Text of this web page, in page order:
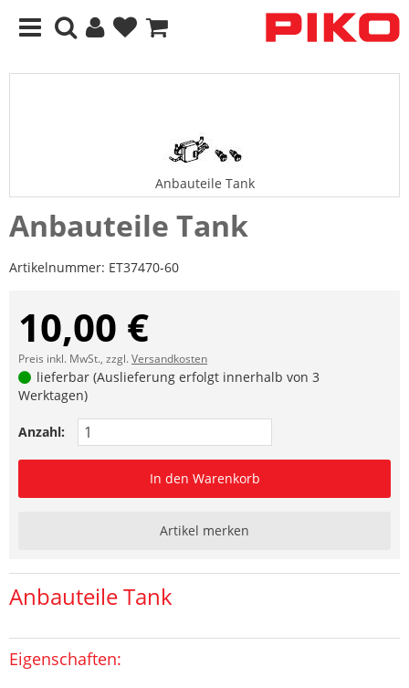
Anbauteile Tank
Anbauteile Tank
Artikelnummer: ET37470-60
10,00 €
Preis inkl. MwSt., zzgl.Versandkosten
lieferbar (Auslieferung erfolgt innerhalb von 3
Werktagen)
Anzahl:
In den Warenkorb
Artikel merken
Anbauteile Tank
Eigenschaften: